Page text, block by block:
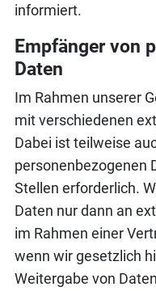
informiert.
Empfänger von
Daten
Im Rahmen unserer
mit verschiedenen
Dabei ist teilweise
personenbezogenen
Stellen erforderlich.
Daten nur dann an
im Rahmen einer
wenn wir gesetzlich
Weitergabe von